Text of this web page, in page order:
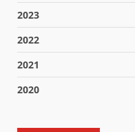
2023
2022
2021
2020